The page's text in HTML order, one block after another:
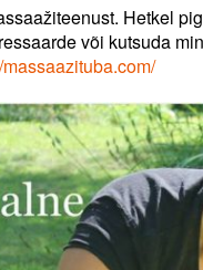
Hetkel
või kutsuda
massaazituba.com/